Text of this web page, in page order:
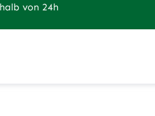
von 24h